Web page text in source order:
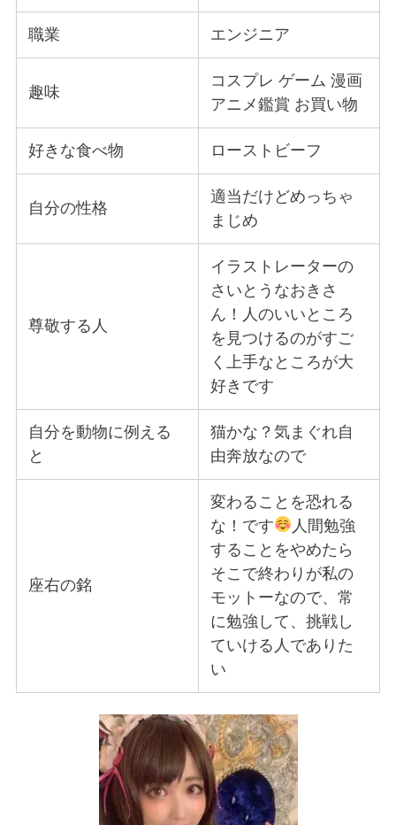
職業 エンジニア
趣味
コスプレ ゲーム 漫画
アニメ鑑賞 お買い物
好きな食べ物 ローストビーフ
自分の性格
適当だけどめっちゃ
まじめ
尊敬する人
イラストレーターの
さいとうなおきさ
ん！人のいいところ
を見つけるのがすご
く上手なところが大
好きです
自分を動物に例える
と
猫かな？気まぐれ自
由奔放なので
座右の銘
変わることを恐れる
な！です
人間勉強
することをやめたら
そこで終わりが私の
モットーなので、常
に勉強して、挑戦し
ていける人でありた
い